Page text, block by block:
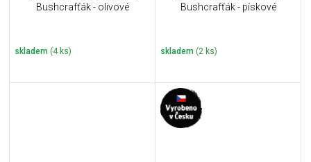
Bushcrafťák - olivové
skladem (4 ks)
Bushcrafťák - pískové
skladem (2 ks)